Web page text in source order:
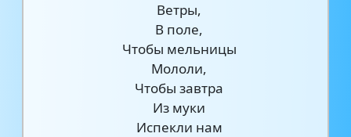
Ветры,
В поле,
Чтобы мельницы
Мололи,
Чтобы завтра
Из муки
Испекли нам